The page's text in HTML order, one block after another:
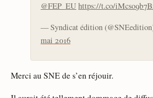
@FEP_EUhttps://t.co/
— Syndicat édition
mai 2016
Merci au SNE de s’en réjouir.